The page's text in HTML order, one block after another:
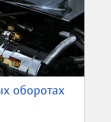
оборотах